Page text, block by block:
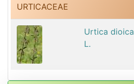
URTICACEAE
Urtica dioica
L.